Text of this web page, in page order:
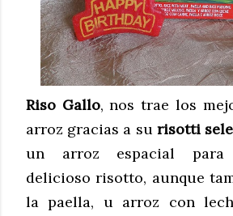
Riso Gallo, nos trae los
arroz gracias a su risotti
un arroz espacial
delicioso risotto, aunque
la paella, u arroz con